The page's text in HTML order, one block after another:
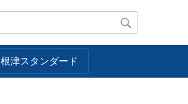
根津スタンダード